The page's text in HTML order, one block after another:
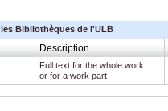
Bibliothèques de l'ULB
Description
Full text for the whole work,
or for a work part